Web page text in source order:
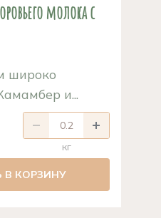
молока с
широко
и...
кг
КОРЗИНУ